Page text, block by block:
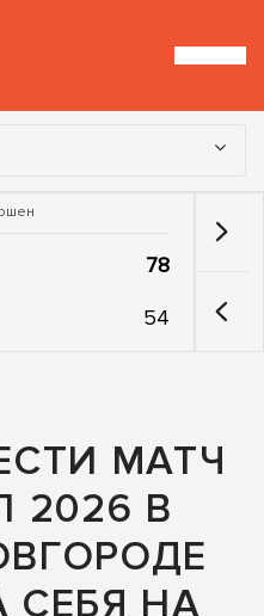
78
54
МАТЧ
2026 В
СЕБЯ НА